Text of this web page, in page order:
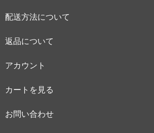
配送方法について
返品について
アカウント
カートを見る
お問い合わせ